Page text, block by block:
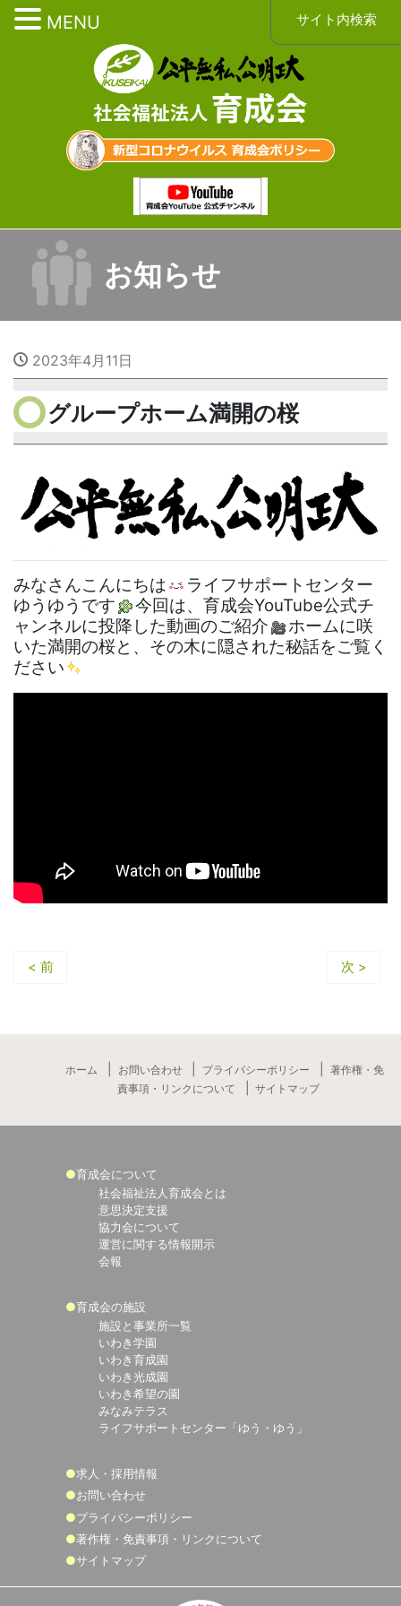
お知らせ
2023年4月11日
グループホーム満開の桜
みなさんこんにちは
ライフサポートセンター
ゆうゆうです
今回は、育成会YouTube公式チ
ャンネルに投降した動画のご紹介
ホームに咲
いた満開の桜と、その木に隠された秘話をご覧く
ださい
< 前 次 >
サイト内検索
ホーム お問い合わせ プライバシーポリシー
著作権・免
責事項・リンクについて
サイトマップ
育成会について
社会福祉法人育成会とは
意思決定支援
協力会について
運営に関する情報開示
会報
育成会の施設
施設と事業所一覧
いわき学園
いわき育成園
いわき光成園
いわき希望の園
みなみテラス
ライフサポートセンター「ゆう・ゆう」
求人・採用情報
お問い合わせ
プライバシーポリシー
著作権・免責事項・リンクについて
サイトマップ
MENU